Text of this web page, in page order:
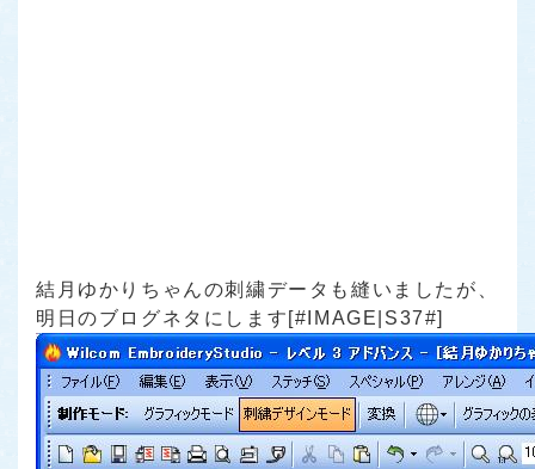
結月ゆかりちゃんの刺繍データも縫いましたが、
明日のブログネタにします[#IMAGE|S37#]